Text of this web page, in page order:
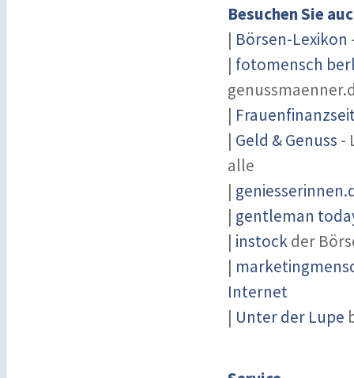
Besuchen Sie
| Börsen-Lexikon
| fotomensch
|
| Geld & Genuss -
alle
|
| gentleman
| instockder
|
Internet
| Unter der Lupe